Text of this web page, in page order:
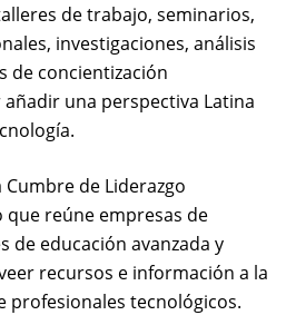
new tab)de trabajo, seminarios,
investigaciones, análisis
de concientización
una perspectiva Latina
de Liderazgo
que reúne empresas de
de educación avanzada y
recursos e información a la
profesionales tecnológicos.